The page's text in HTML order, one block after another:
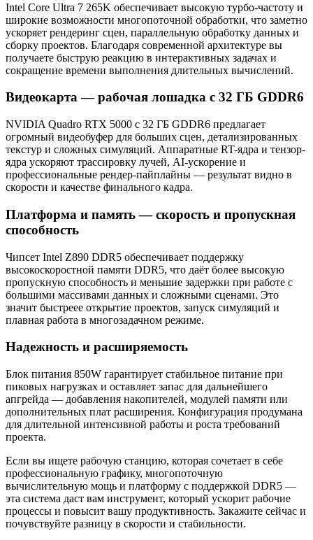
Intel Core Ultra 7 265K обеспечивает высокую турбо-частоту и
широкие возможности многопоточной обработки, что заметно
ускоряет рендеринг сцен, параллельную обработку данных и
сборку проектов. Благодаря современной архитектуре вы
получаете быструю реакцию в интерактивных задачах и
сокращение времени выполнения длительных вычислений.
Видеокарта — рабочая лошадка с 32 ГБ GDDR6
NVIDIA Quadro RTX 5000 с 32 ГБ GDDR6 предлагает
огромный видеобуфер для больших сцен, детализированных
текстур и сложных симуляций. Аппаратные RT-ядра и тензор-
ядра ускоряют трассировку лучей, AI-ускорение и
профессиональные рендер-пайплайны — результат видно в
скорости и качестве финального кадра.
Платформа и память — скорость и пропускная
способность
Чипсет Intel Z890 DDR5 обеспечивает поддержку
высокоскоростной памяти DDR5, что даёт более высокую
пропускную способность и меньшие задержки при работе с
большими массивами данных и сложными сценами. Это
значит быстреее открытие проектов, запуск симуляций и
плавная работа в многозадачном режиме.
Надежность и расширяемость
Блок питания 850W гарантирует стабильное питание при
пиковых нагрузках и оставляет запас для дальнейшего
апгрейда — добавления накопителей, модулей памяти или
дополнительных плат расширения. Конфигурация продумана
для длительной интенсивной работы и роста требований
проекта.
Если вы ищете рабочую станцию, которая сочетает в себе
профессиональную графику, многопоточную
вычислительную мощь и платформу с поддержкой DDR5 —
эта система даст вам инструмент, который ускорит рабочие
процессы и повысит вашу продуктивность. Закажите сейчас и
почувствуйте разницу в скорости и стабильности.